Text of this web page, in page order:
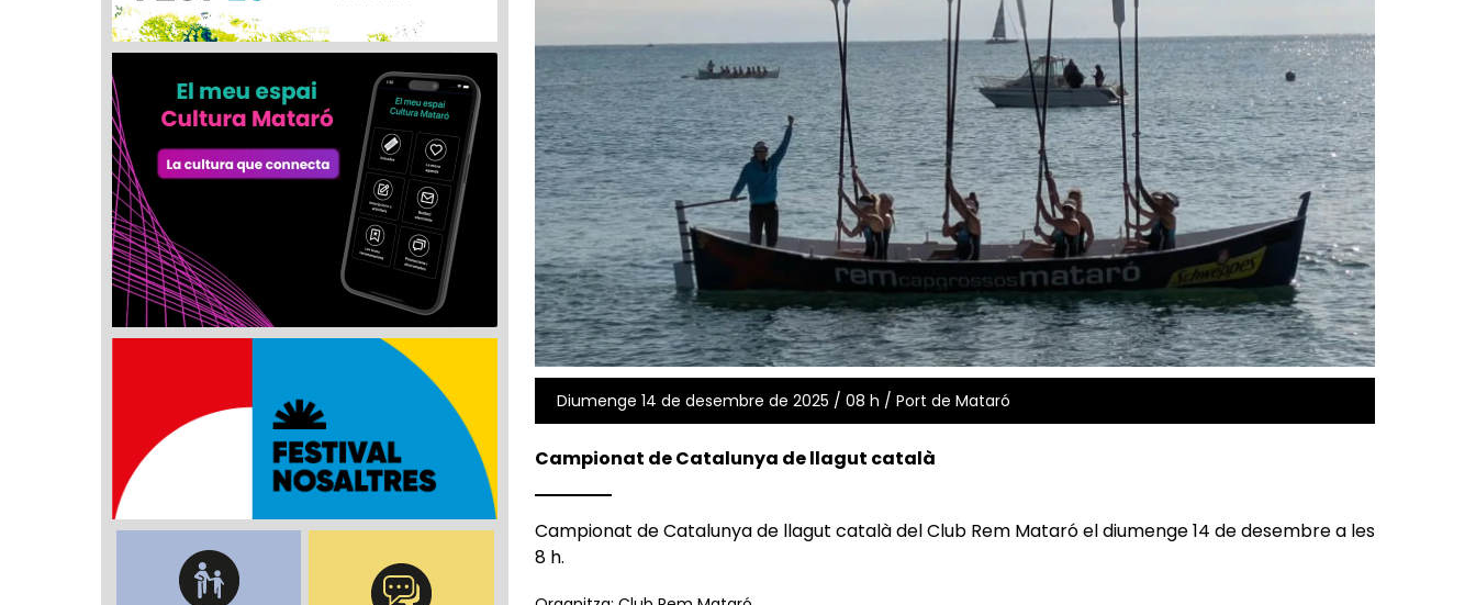
Diumenge 14 de desembre de 2025 / 08 h / Port de Mataró
Campionat de Catalunya de llagut català
Campionat de Catalunya de llagut català del Club Rem Mataró el diumenge 14 de desembre a les
8 h.